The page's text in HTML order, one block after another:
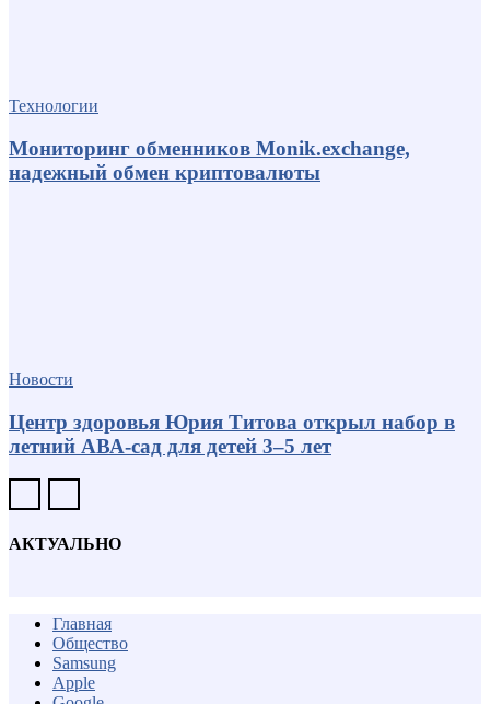
Технологии
Мониторинг обменников Monik.exchange,
надежный обмен криптовалюты
Новости
Центр здоровья Юрия Титова открыл набор в
летний АВА-сад для детей 3–5 лет
АКТУАЛЬНО
Главная
Общество
Samsung
Apple